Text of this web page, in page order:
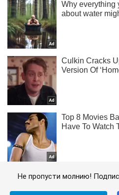
Не пропусти молнию!